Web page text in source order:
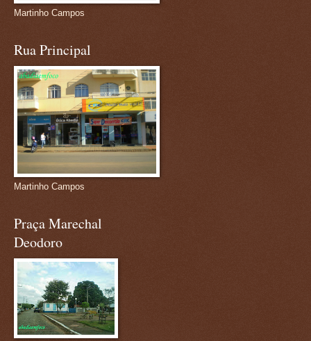
Martinho Campos
Rua Principal
Martinho Campos
Praça Marechal
Deodoro